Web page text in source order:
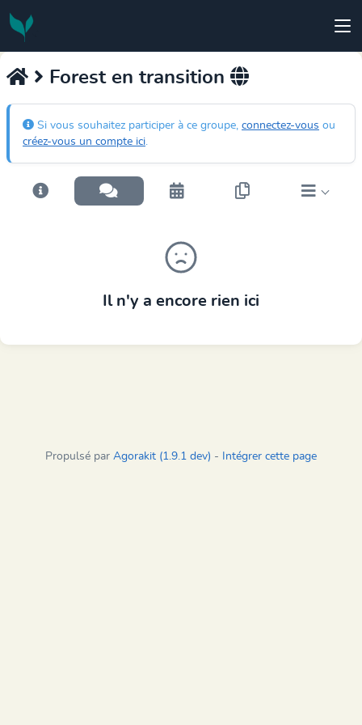
Forest en transition
Si vous souhaitez participer à ce groupe, connectez-vous ou
créez-vous un compte ici.
Il n'y a encore rien ici
Propulsé par Agorakit (1.9.1 dev) - Intégrer cette page